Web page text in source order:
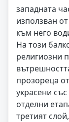
западната
използван
към него
На този
религиозни
прозореца
украсени
отделни
третият